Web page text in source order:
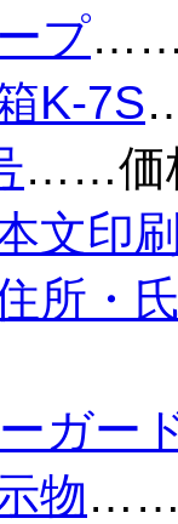
プ……
K-7S
……価
文印
所・
ガー
物……